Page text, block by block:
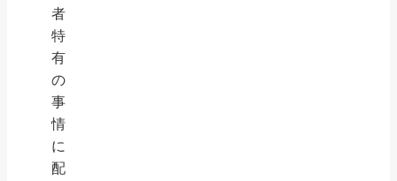
者
特
有
の
事
情
に
配